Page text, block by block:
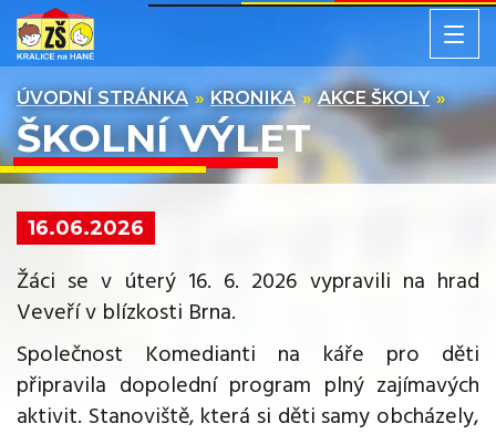
ÚVODNÍ STRÁNKA KRONIKA AKCE ŠKOLY
ŠKOLNÍ VÝLET
16.06.2026
Žáci se v úterý 16. 6. 2026 vypravili na hrad
Veveří v blízkosti Brna.
Společnost Komedianti na káře pro děti
připravila dopolední program plný zajímavých
aktivit. Stanoviště, která si děti samy obcházely,